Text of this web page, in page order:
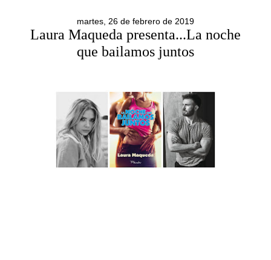
martes, 26 de febrero de 2019
Laura Maqueda presenta...La noche
que bailamos juntos